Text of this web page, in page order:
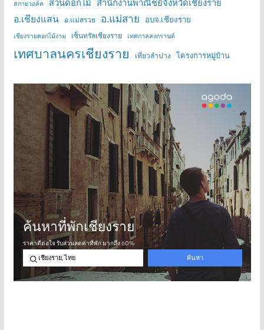
สกายวอล์ค สวนดอกไม้ สำนักงานพาณิชย์จังหวัดเชียงราย
อ.เชียงแสน อ.แม่สรวย อ.แม่สาย อบจ.เชียงราย
เชียงรายดอกไม้งาม เซ็นทรัลเชียงราย เทศกาลสงกรานต์
เทศบาลนครเชียงราย เที่ยวลำปาง โครงการหมู่บ้าน